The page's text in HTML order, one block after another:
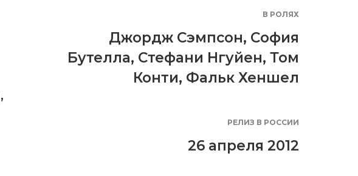
,
В РОЛЯХ
Джордж Сэмпсон, София
Бутелла, Стефани Нгуйен, Том
Конти, Фальк Хеншел
РЕЛИЗ В РОССИИ
26 апреля 2012